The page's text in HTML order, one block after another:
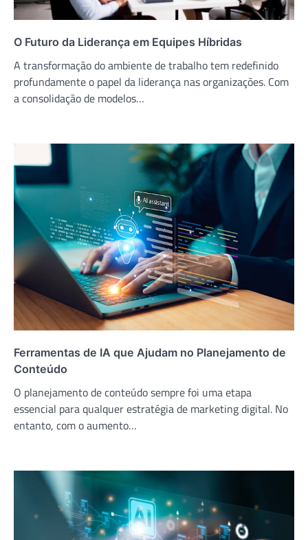
O Futuro da Liderança em Equipes Híbridas
A transformação do ambiente de trabalho tem redefinido
profundamente o papel da liderança nas organizações. Com
a consolidação de modelos…
Ferramentas de IA que Ajudam no Planejamento de
Conteúdo
O planejamento de conteúdo sempre foi uma etapa
essencial para qualquer estratégia de marketing digital. No
entanto, com o aumento…